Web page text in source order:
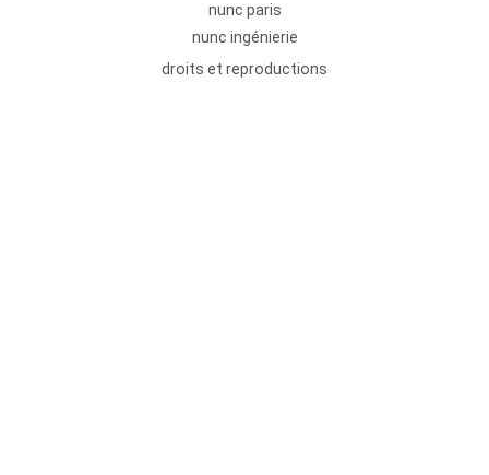
nunc paris
nunc ingénierie
droits et reproductions